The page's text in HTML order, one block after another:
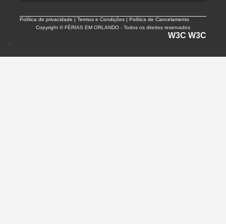
Política de privacidade |Termos e Condições | Política de Cancelamento
Copyright © FÉRIAS EM ORLANDO - Todos os direitos reservados
W3C W3C